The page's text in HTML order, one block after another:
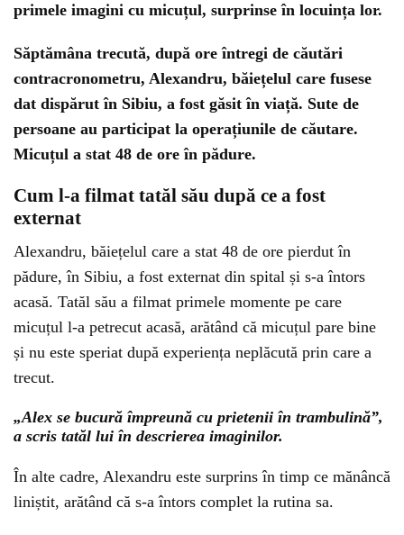
primele imagini cu micuțul, surprinse în locuința lor.
Săptămâna trecută, după ore întregi de căutări
contracronometru, Alexandru, băiețelul care fusese
dat dispărut în Sibiu, a fost găsit în viață. Sute de
persoane au participat la operațiunile de căutare.
Micuțul a stat 48 de ore în pădure.
Cum l-a filmat tatăl său după ce a fost
externat
Alexandru, băiețelul care a stat 48 de ore pierdut în
pădure, în Sibiu, a fost externat din spital și s-a întors
acasă. Tatăl său a filmat primele momente pe care
micuțul l-a petrecut acasă, arătând că micuțul pare bine
și nu este speriat după experiența neplăcută prin care a
trecut.
„Alex se bucură împreună cu prietenii în trambulină”,
a scris tatăl lui în descrierea imaginilor.
În alte cadre, Alexandru este surprins în timp ce mănâncă
liniștit, arătând că s-a întors complet la rutina sa.